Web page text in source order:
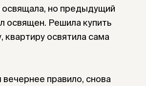
освящала, но предыдущий
освящен. Решила купить
квартиру освятила сама
вечернее правило, снова